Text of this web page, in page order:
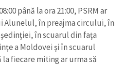
până la ora 21:00, PSRM ar
Alunelul, în preajma circului, în
în scuarul din fața
a Moldovei și în scuarul
fiecare miting ar urma să